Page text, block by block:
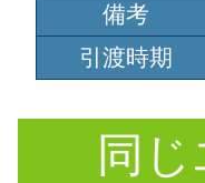
備考
引渡時期
同